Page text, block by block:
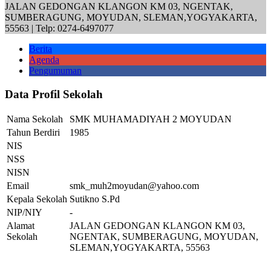
JALAN GEDONGAN KLANGON KM 03, NGENTAK,
SUMBERAGUNG, MOYUDAN, SLEMAN,YOGYAKARTA,
55563 | Telp: 0274-6497077
Berita
Agenda
Pengumuman
Data Profil Sekolah
Nama Sekolah
SMK MUHAMADIYAH 2 MOYUDAN
Tahun Berdiri
1985
NIS
NSS
NISN
Email
smk_muh2moyudan@yahoo.com
Kepala Sekolah Sutikno S.Pd
NIP/NIY
-
Alamat
Sekolah
JALAN GEDONGAN KLANGON KM 03,
NGENTAK, SUMBERAGUNG, MOYUDAN,
SLEMAN,YOGYAKARTA, 55563